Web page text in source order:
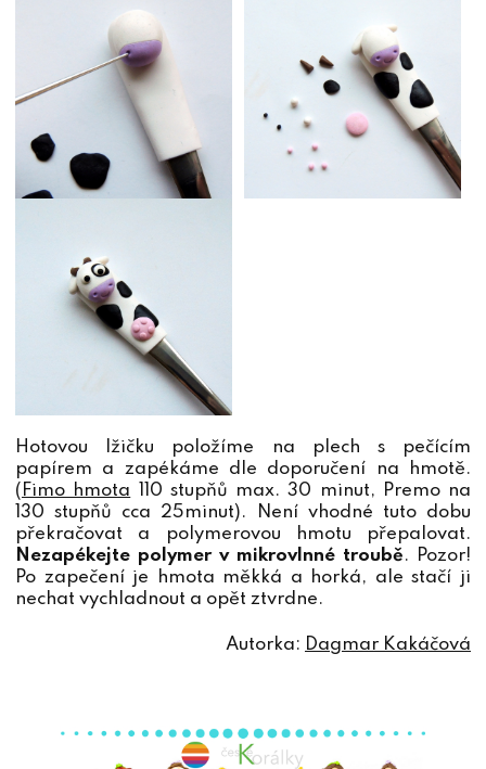
Hotovou lžičku položíme na plech s pečícím
papírem a zapékáme dle doporučení na hmotě.
( Fimo hmota 110 stupňů max. 30 minut, Premo na
130 stupňů cca 25minut). Není vhodné tuto dobu
překračovat a polymerovou hmotu přepalovat.
Nezapékejte polymer v mikrovlnné troubě. Pozor!
Po zapečení je hmota měkká a horká, ale stačí ji
nechat vychladnout a opět ztvrdne.
Autorka: Dagmar Kakáčová